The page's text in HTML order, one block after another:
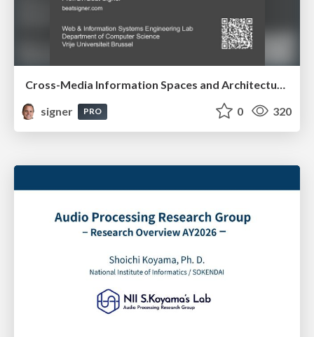
signer
PRO 0 320